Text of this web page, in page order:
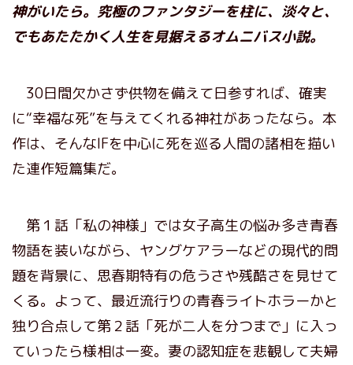
神がいたら。究極のファンタジーを柱に、淡々と、
でもあたたかく人生を見据えるオムニバス小説。
30日間欠かさず供物を備えて日参すれば、確実
に“幸福な死”を与えてくれる神社があったなら。本
作は、そんなIFを中心に死を巡る人間の諸相を描い
た連作短篇集だ。
第１話「私の神様」では女子高生の悩み多き青春
物語を装いながら、ヤングケアラーなどの現代的問
題を背景に、思春期特有の危うさや残酷さを見せて
くる。よって、最近流行りの青春ライトホラーかと
独り合点して第２話「死が二人を分つまで」に入っ
ていったら様相は一変。妻の認知症を悲観して夫婦